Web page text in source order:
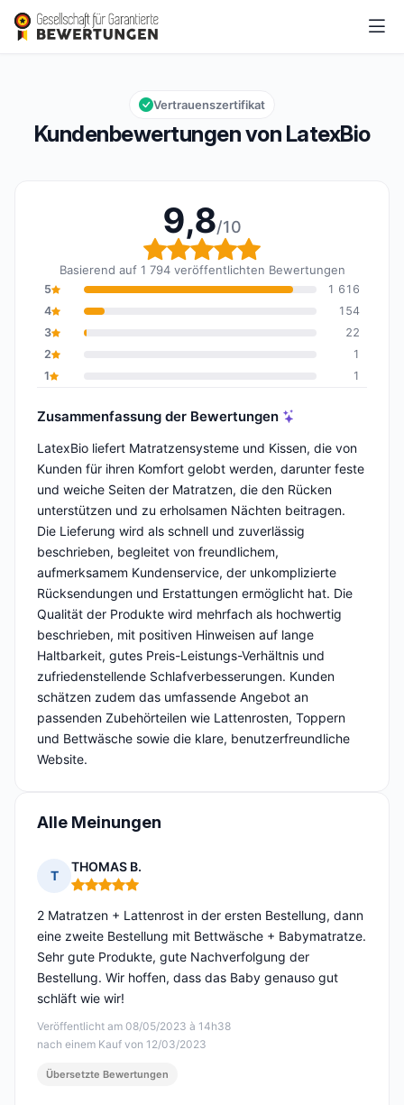
LatexBio
Gesamtbewertung: 9,8 von 10
9,8/10
Kundenbewertungen von LatexBio
Vertrauenszertifikat
9,8/10
Gesamtbewertung: 9,8
Basierend auf 1 794 veröffentlichten Bewertungen
5
1 616
4
154
3
22
2
1
1
1
Zusammenfassung der Bewertungen
LatexBio liefert Matratzensysteme und Kissen, die von
Kunden für ihren Komfort gelobt werden, darunter feste
und weiche Seiten der Matratzen, die den Rücken
unterstützen und zu erholsamen Nächten beitragen.
Die Lieferung wird als schnell und zuverlässig
beschrieben, begleitet von freundlichem,
aufmerksamem Kundenservice, der unkomplizierte
Rücksendungen und Erstattungen ermöglicht hat. Die
Qualität der Produkte wird mehrfach als hochwertig
beschrieben, mit positiven Hinweisen auf lange
Haltbarkeit, gutes Preis-Leistungs-Verhältnis und
zufriedenstellende Schlafverbesserungen. Kunden
schätzen zudem das umfassende Angebot an
passenden Zubehörteilen wie Lattenrosten, Toppern
und Bettwäsche sowie die klare, benutzerfreundliche
Website.
Alle Meinungen
T
THOMAS B.
Hinweis: 5 von 5
Veröffentlicht am 08/05/2023 à 14h38
nach einem Kauf von 12/03/2023
2 Matratzen + Lattenrost in der ersten Bestellung, dann
eine zweite Bestellung mit Bettwäsche + Babymatratze.
Sehr gute Produkte, gute Nachverfolgung der
Bestellung. Wir hoffen, dass das Baby genauso gut
schläft wie wir!
Übersetzte Bewertungen